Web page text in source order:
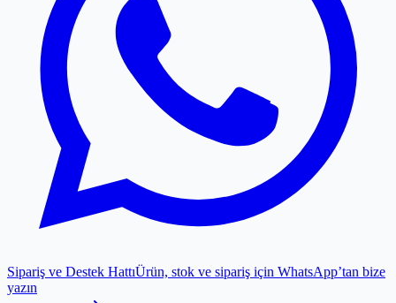
Sipariş ve Destek HattıÜrün, stok ve sipariş için WhatsApp’tan bize
yazın